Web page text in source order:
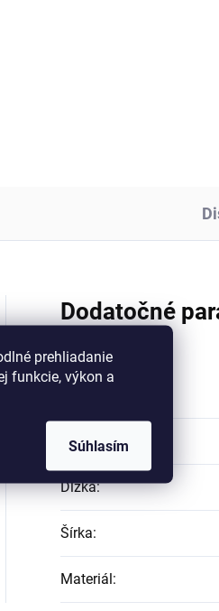
prehliadanie
funkcie, výkon a
Súhlasím
Dodatočné
Hmotnosť:
Dĺžka:
Šírka:
Materiál :